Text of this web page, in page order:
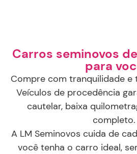
Carros seminovos
para
Compre com tranquilidade e
Veículos de procedência
cautelar, baixa
completo.
A LM Seminovos cuida de
você tenha o carro ideal,